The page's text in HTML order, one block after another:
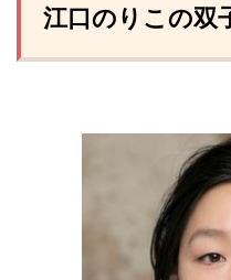
江口のりこの双